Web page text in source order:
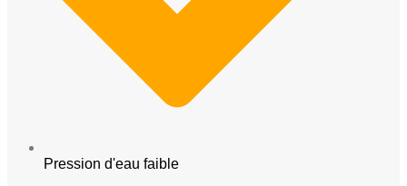
Pression d'eau faible